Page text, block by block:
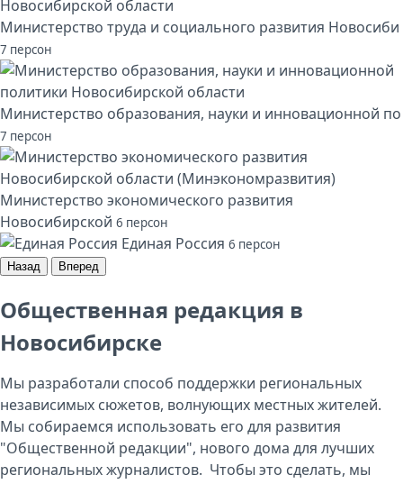
Министерство труда и социального развития Новосиби
7 персон
Министерство образования, науки и инновационной по
7 персон
Министерство экономического развития
Новосибирской 6 персон
Единая Россия 6 персон
Назад Вперед
Общественная редакция в
Новосибирске
Мы разработали способ поддержки региональных
независимых сюжетов, волнующих местных жителей.
Мы собираемся использовать его для развития
"Общественной редакции", нового дома для лучших
региональных журналистов. Чтобы это сделать, мы